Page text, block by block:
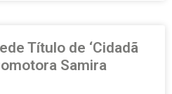
Título de ‘Cidadã
Samira